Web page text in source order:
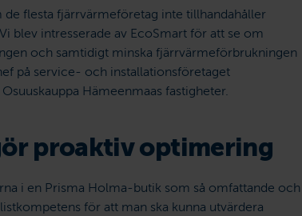
flesta fjärrvärmeföretag inte tillhandahåller
blev intresserade av EcoSmart för att se om
och samtidigt minska fjärrvärmeförbrukningen
på service- och installationsföretaget
Hämeenmaas fastigheter.
proaktiv optimering
i en Prisma Holma-butik som så omfattande och
för att man ska kunna utvärdera